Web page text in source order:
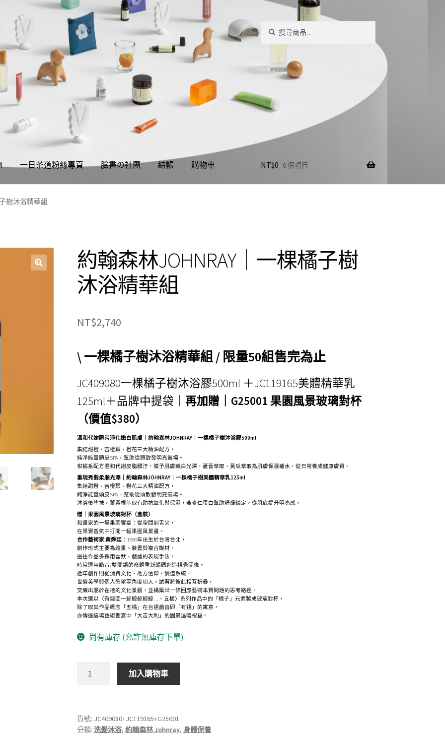
字:
一日茶道粉絲專頁 臉書の社團 結帳 購物車
聲明同學們の購物須知
NT$0 0 個項目
樹沐浴精華組
約翰森林JOHNRAY｜一棵橘子樹
沐浴精華組
NT$2,740
\ 一棵橘子樹沐浴精華組 / 限量50組售完為止
JC409080一棵橘子樹沐浴膠500ml ＋JC119165美體精華乳
125ml＋品牌中提袋｜ 再加贈｜G25001 果園風景玻璃對杯
（價值$380）
溫和代謝髒污淨化嫩白肌膚｜約翰森林JOHNRAY｜一棵橘子樹沐浴膠500ml
集結甜橙、苦橙葉、橙花三大精油配方，
純淨能量頭皮SPA，幫助從頭散發明亮氣場。
柑橘系配方溫和代謝皮脂髒汙，賦予肌膚嫩白光澤，蘆薈萃取、黃瓜萃取為肌膚保濕補水，從日常養成健康膚質。
重現秀髮柔順光澤｜約翰森林JOHNRAY｜一棵橘子樹美體精華乳125ml
集結甜橙、苦橙葉、橙花三大精油配方，
純淨能量頭皮SPA，幫助從頭散發明亮氣場。
沐浴後塗抹，薑黃根萃取有助抗氧化與保濕，燕麥仁蛋白幫助舒緩鎮定，從肌底提升明亮感。
贈｜果園風景玻璃對杯（盒裝）
和畫家的一場果園饗宴：從空間到舌尖，
在果實香氣中打開一幅果園風景畫。
合作藝術家 黃舜廷：1990年出生於台灣台北，
創作形式主要為繪畫、裝置與複合媒材。
過往作品多採用幽默、戲謔的表現手法，
時常運用諧音/雙關語的命題重新編碼創造視覺圖像。
近年創作則從消費文化、地方信仰、價值系統、
世俗美學與個人慾望等角度切入，試著將彼此相互折疊，
交織出屬於在地的文化景觀，並構築出一條回應藝術本質問題的思考路徑。
本次選以〈有錢圖一鯨鯨鯨鯨鯨…、五橘〉系列作品中的「橘子」元素製成玻璃對杯，
除了取其作品概念「五橘」在台語諧音即「有錢」的寓意，
亦傳達這場藝術饗宴中「大吉大利」的園景溫暖祝福。
尚有庫存 (允許無庫存下單)
JOHNRAY
｜
加入購物車
貨號: JC409080+JC119165+G25001
分類: 洗髮沐浴, 約翰森林 Johnray, 身體保養